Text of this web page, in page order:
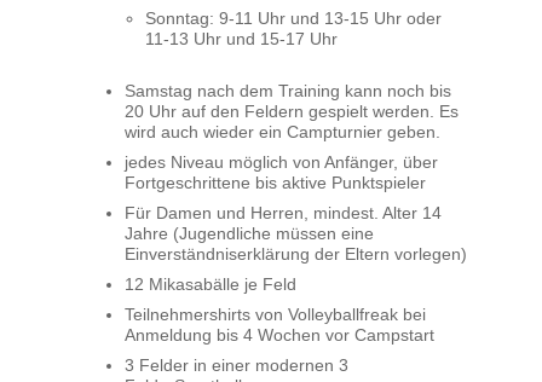
Sonntag: 9-11 Uhr und 13-15 Uhr oder
11-13 Uhr und 15-17 Uhr
Samstag nach dem Training kann noch bis
20 Uhr auf den Feldern gespielt werden. Es
wird auch wieder ein Campturnier geben.
jedes Niveau möglich von Anfänger, über
Fortgeschrittene bis aktive Punktspieler
Für Damen und Herren, mindest. Alter 14
Jahre (Jugendliche müssen eine
Einverständniserklärung der Eltern vorlegen)
12 Mikasabälle je Feld
Teilnehmershirts von Volleyballfreak bei
Anmeldung bis 4 Wochen vor Campstart
3 Felder in einer modernen 3